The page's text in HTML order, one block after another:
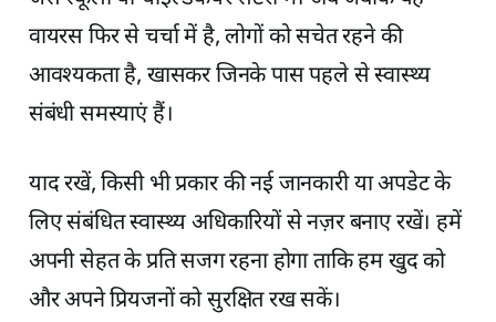
वायरस फिर से चर्चा में है, लोगों को सचेत रहने की
आवश्यकता है, खासकर जिनके पास पहले से स्वास्थ्य
संबंधी समस्याएं हैं।
याद रखें, किसी भी प्रकार की नई जानकारी या अपडेट के
लिए संबंधित स्वास्थ्य अधिकारियों से नज़र बनाए रखें। हमें
अपनी सेहत के प्रति सजग रहना होगा ताकि हम खुद को
और अपने प्रियजनों को सुरक्षित रख सकें।